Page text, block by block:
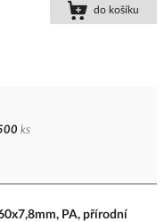
do košíku
ks
PA, přírodní